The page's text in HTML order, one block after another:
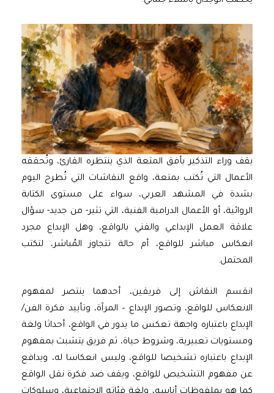
يقف وراء التذكير بأفق المتعة الذي ينتظره القارئ، وتُحققه
الأعمال التي تُكتب بمتعة، واقع النقاشات التي تُطرح اليوم
بشدة في المشهد العربي، سواء على مستوى الكتابة
الروائية، أو الأعمال الدرامية الفنية، التي تثير- من جديد- سؤال
علاقة العمل الإبداعي والفني بالواقع، وهل الإبداع مجرد
انعكاس مباشر للواقع، أم حالة تتجاوز المُباشر، لتكتب
المحتمل.
انقسم النقاش إلى فريقين، أحدهما ينتصر لمفهوم
الانعكاس للواقع، وتصور الإبداع – المرآة، وتأييد فكرة الفن/
الإبداع باعتباره واجهة تعكس ما يدور في الواقع، أحداثا ولغة
ومستويات تعبيرية، وشروط حياة، ثم فريق يتشبث بمفهوم
الإبداع باعتباره تشخيصا للواقع، وليس انعكاسا له، ويدافع
عن مفهوم التشخيص للواقع، ويقف ضد فكرة نقل الواقع